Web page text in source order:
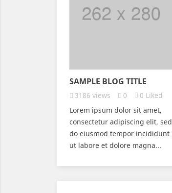
SAMPLE BLOG TITLE
3186 views 0 0 Liked
Lorem ipsum dolor sit amet,
consectetur adipiscing elit, sed
do eiusmod tempor incididunt
ut labore et dolore magna...